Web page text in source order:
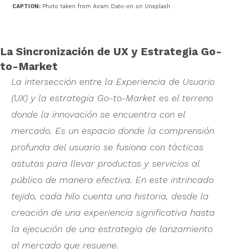
CAPTION: Photo taken from Airam Dato-on on Unsplash
La Sincronización de UX y Estrategia Go-
to-Market
La intersección entre la Experiencia de Usuario
(UX) y la estrategia Go-to-Market es el terreno
donde la innovación se encuentra con el
mercado. Es un espacio donde la comprensión
profunda del usuario se fusiona con tácticas
astutas para llevar productos y servicios al
público de manera efectiva. En este intrincado
tejido, cada hilo cuenta una historia, desde la
creación de una experiencia significativa hasta
la ejecución de una estrategia de lanzamiento
al mercado que resuene.